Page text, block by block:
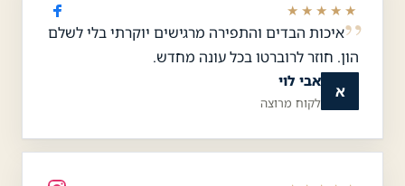
★★★★★
איכות הבדים והתפירה מרגישים יוקרתי בלי לשלם
הון. חוזר לרוברטו בכל עונה מחדש.
א
אבי לוי
לקוח מרוצה